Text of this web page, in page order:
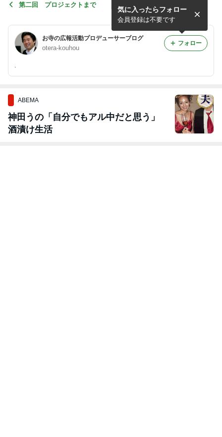
第二回 プロジェクトまで
お寺の広報活動プロデューサーブログ
otera-kouhou
.
気に入ったらフォロー
会員登録は不要です
フォロー
ABEMA
神田うの「自分でもアル中だと思う」
酒漬け生活